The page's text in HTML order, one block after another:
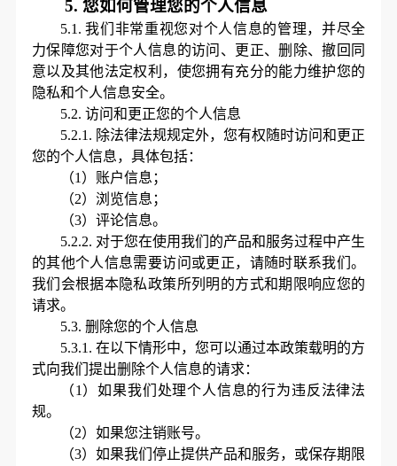
5.您如何管理您的个人信息
5.1.我们非常重视您对个人信息的管理，并尽全
力保障您对于个人信息的访问、更正、删除、撤回同
意以及其他法定权利，使您拥有充分的能力维护您的
隐私和个人信息安全。
5.2. 访问和更正您的个人信息
5.2.1. 除法律法规规定外，您有权随时访问和更正
您的个人信息，具体包括：
（1）账户信息 ；
（2）浏览信息 ；
（3）评论信息。
5.2.2. 对于您在使用我们的产品和服务过程中产生
的其他个人信息需要访问或更正，请随时联系我们。
我们会根据本隐私政策所列明的方式和期限响应您的
请求。
5.3. 删除您的个人信息
5.3.1. 在以下情形中，您可以通过本政策载明的方
式向我们提出删除个人信息的请求：
（1）如果我们处理个人信息的行为违反法律法
规。
（2）如果您注销账号。
（3）如果我们停止提供产品和服务，或保存期限